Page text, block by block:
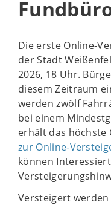
Die erste Online-
der Stadt
2026, 18 Uhr.
diesem Zeitraum
werden zwölf
bei einem
erhält das höchste
zur Online-
können
Versteigert